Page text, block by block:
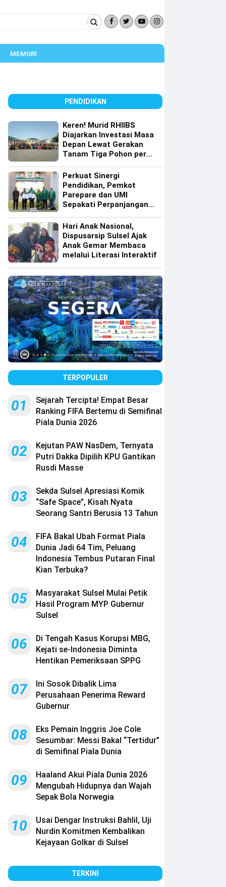
MEMORI
PENDIDIKAN
Keren! Murid RHIIBS
Diajarkan Investasi Masa
Depan Lewat Gerakan
Tanam Tiga Pohon per
Perkuat Sinergi
Pendidikan, Pemkot
Parepare dan UMI
Sepakati Perpanjangan
Perguruan Tinggi
Hari Anak Nasional,
Dispusarsip Sulsel Ajak
Anak Gemar Membaca
melalui Literasi Interaktif
TERPOPULER
01
Sejarah Tercipta! Empat Besar
Ranking FIFA Bertemu di Semifinal
Piala Dunia 2026
02
Kejutan PAW NasDem, Ternyata
Putri Dakka Dipilih KPU Gantikan
Rusdi Masse
03
Sekda Sulsel Apresiasi Komik
“Safe Space”, Kisah Nyata
Seorang Santri Berusia 13 Tahun
04
FIFA Bakal Ubah Format Piala
Dunia Jadi 64 Tim, Peluang
Indonesia Tembus Putaran Final
Kian Terbuka?
05
Masyarakat Sulsel Mulai Petik
Hasil Program MYP Gubernur
Sulsel
06
Di Tengah Kasus Korupsi MBG,
Kejati se-Indonesia Diminta
Hentikan Pemeriksaan SPPG
07
Ini Sosok Dibalik Lima
Perusahaan Penerima Reward
Gubernur
08
Eks Pemain Inggris Joe Cole
Sesumbar: Messi Bakal “Tertidur”
di Semifinal Piala Dunia
09
Haaland Akui Piala Dunia 2026
Mengubah Hidupnya dan Wajah
Sepak Bola Norwegia
10
Usai Dengar Instruksi Bahlil, Uji
Nurdin Komitmen Kembalikan
Kejayaan Golkar di Sulsel
TERKINI